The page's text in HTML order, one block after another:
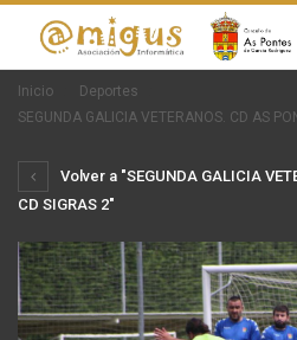
Inicio
Deportes
SEGUNDA GALICIA VETERANOS. CD AS
Volver a "SEGUNDA GALICIA
CD SIGRAS 2"